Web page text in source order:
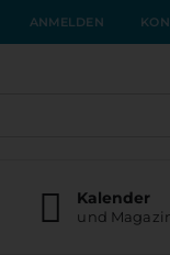
ANMELDEN
Kalender
und